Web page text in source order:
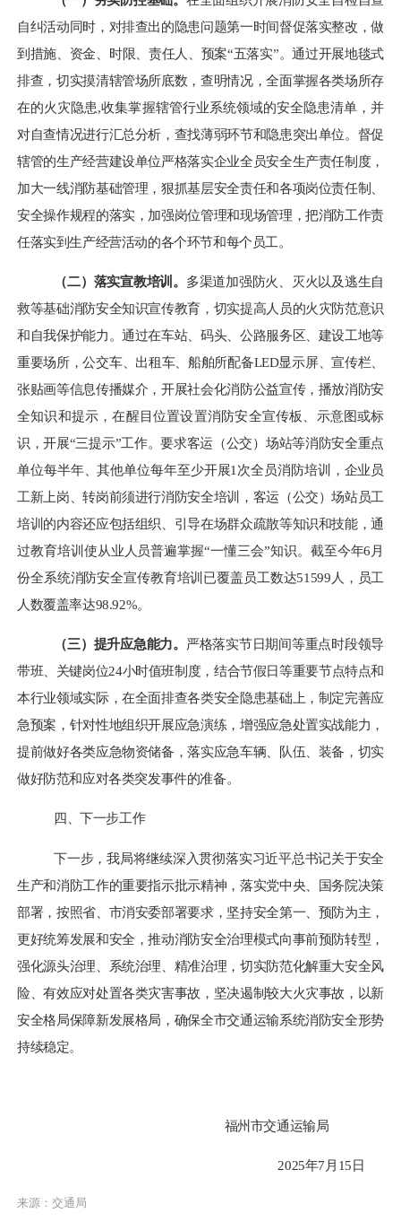
自纠活动同时，对排查出的隐患问题第一时间督促落实整改，做
到措施、资金、时限、责任人、预案“五落实”。通过开展地毯式
排查，切实摸清辖管场所底数，查明情况，全面掌握各类场所存
在的火灾隐患,收集掌握辖管行业系统领域的安全隐患清单，并
对自查情况进行汇总分析，查找薄弱环节和隐患突出单位。督促
辖管的生产经营建设单位严格落实企业全员安全生产责任制度，
加大一线消防基础管理，狠抓基层安全责任和各项岗位责任制、
安全操作规程的落实，加强岗位管理和现场管理，把消防工作责
任落实到生产经营活动的各个环节和每个员工。
（二）落实宣教培训。 多渠道加强防火、灭火以及逃生自
救等基础消防安全知识宣传教育，切实提高人员的火灾防范意识
和自我保护能力。通过在车站、码头、公路服务区、建设工地等
重要场所，公交车、出租车、船舶所配备LED显示屏、宣传栏、
张贴画等信息传播媒介，开展社会化消防公益宣传，播放消防安
全知识和提示，在醒目位置设置消防安全宣传板、示意图或标
识，开展“三提示”工作。要求客运（公交）场站等消防安全重点
单位每半年、其他单位每年至少开展1次全员消防培训，企业员
工新上岗、转岗前须进行消防安全培训，客运（公交）场站员工
培训的内容还应包括组织、引导在场群众疏散等知识和技能，通
过教育培训使从业人员普遍掌握“一懂三会”知识。截至今年6月
份全系统消防安全宣传教育培训已覆盖员工数达51599人，员工
人数覆盖率达98.92%。
（三）提升应急能力。 严格落实节日期间等重点时段领导
带班、关键岗位24小时值班制度，结合节假日等重要节点特点和
本行业领域实际，在全面排查各类安全隐患基础上，制定完善应
急预案，针对性地组织开展应急演练，增强应急处置实战能力，
提前做好各类应急物资储备，落实应急车辆、队伍、装备，切实
做好防范和应对各类突发事件的准备。
四、下一步工作
下一步，我局将继续深入贯彻落实习近平总书记关于安全
生产和消防工作的重要指示批示精神，落实党中央、国务院决策
部署，按照省、市消安委部署要求，坚持安全第一、预防为主，
更好统筹发展和安全，推动消防安全治理模式向事前预防转型，
强化源头治理、系统治理、精准治理，切实防范化解重大安全风
险、有效应对处置各类灾害事故，坚决遏制较大火灾事故，以新
安全格局保障新发展格局，确保全市交通运输系统消防安全形势
持续稳定。
福州市交通运输局
2025年7月 15 日
来源：交通局